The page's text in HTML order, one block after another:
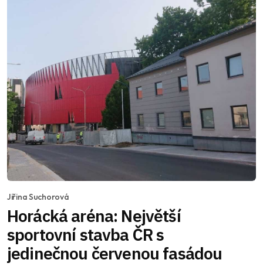
Jiřina Suchorová
Horácká aréna: Největší
sportovní stavba ČR s
jedinečnou červenou fasádou